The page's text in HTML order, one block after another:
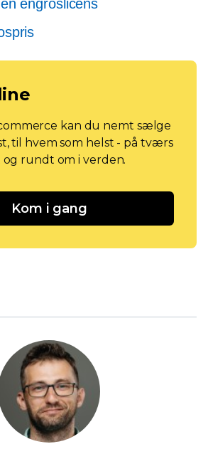
engroslicens
kan du nemt sælge
til hvem som helst - på tværs
rundt om i verden.
Kom i gang